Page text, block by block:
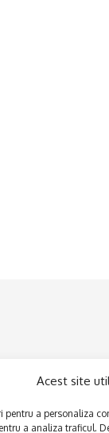
Acest site
pentru a personaliza
a analiza traficul.